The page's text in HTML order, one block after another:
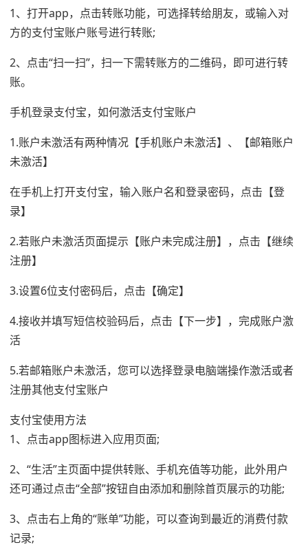
1、打开app，点击转账功能，可选择转给朋友，或输入对
方的支付宝账户账号进行转账;
2、点击“扫一扫”，扫一下需转账方的二维码，即可进行转
账。
手机登录支付宝，如何激活支付宝账户
1.账户未激活有两种情况【手机账户未激活】、【邮箱账户
未激活】
在手机上打开支付宝，输入账户名和登录密码，点击【登
录】
2.若账户未激活页面提示【账户未完成注册】，点击【继续
注册】
3.设置6位支付密码后，点击【确定】
4.接收并填写短信校验码后，点击【下一步】，完成账户激
活
5.若邮箱账户未激活，您可以选择登录电脑端操作激活或者
注册其他支付宝账户
支付宝使用方法
1、点击app图标进入应用页面;
2、“生活”主页面中提供转账、手机充值等功能，此外用户
还可通过点击“全部”按钮自由添加和删除首页展示的功能;
3、点击右上角的“账单”功能，可以查询到最近的消费付款
记录;